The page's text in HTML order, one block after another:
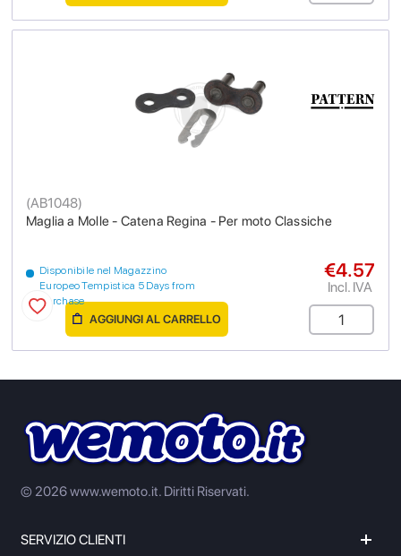
Maglia a Molle - Catena Regina - Per moto Classiche
(AB1048)
Disponibile nel Magazzino
Europeo Tempistica 5 Days from
purchase
€4.57
Incl. IVA
AGGIUNGI AL CARRELLO
© 2026 www.wemoto.it. Diritti Riservati.
SERVIZIO CLIENTI